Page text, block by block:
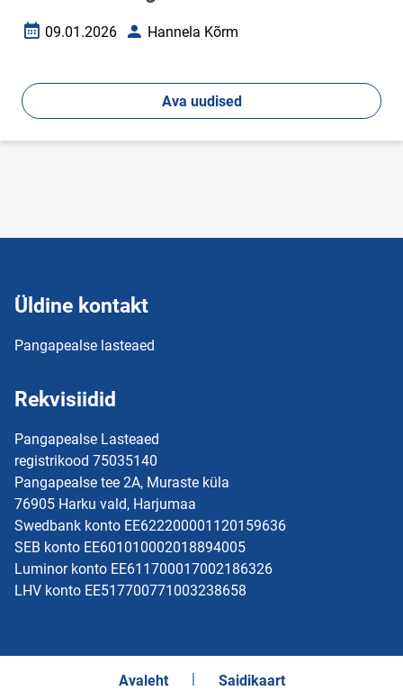
Loomise kuupäev
09.01.2026 AutorHannela Kõrm
Ava uudised
Üldine kontakt
Pangapealse lasteaed
Rekvisiidid
Pangapealse Lasteaed
registrikood 75035140
Pangapealse tee 2A, Muraste küla
76905 Harku vald, Harjumaa
Swedbank konto EE622200001120159636
SEB konto EE601010002018894005
Luminor konto EE611700017002186326
LHV konto EE517700771003238658
Avaleht Saidikaart